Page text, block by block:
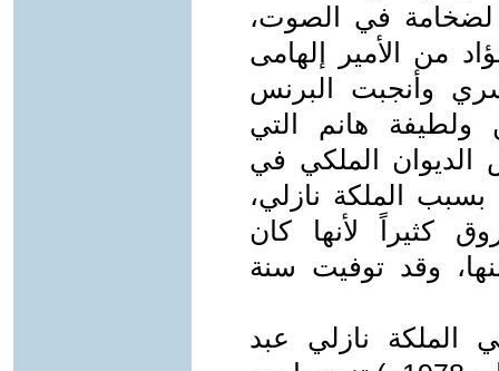
في الصوت،
من الأمير إلهامى
وأنجبت البرنس
هانم التي
الملكي في
الملكة نازلي،
كثيراً لأنها كان
وقد توفيت سنة
الملكة نازلي عبد